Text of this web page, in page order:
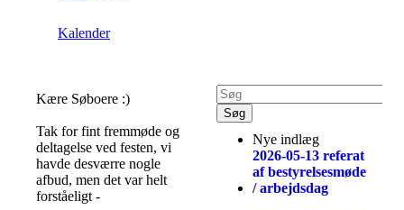
Kalender
Kære Søboere :)
Tak for fint fremmøde og
deltagelse ved festen, vi
havde desværre nogle
afbud, men det var helt
forståeligt -
Nye indlæg
2026-05-13 referat
af bestyrelsesmøde
/ arbejdsdag